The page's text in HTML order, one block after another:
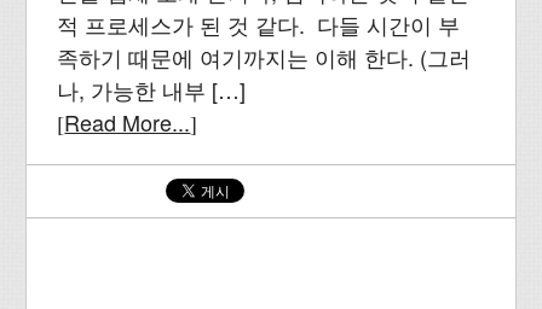
적 프로세스가 된 것 같다. 다들 시간이 부
족하기 때문에 여기까지는 이해 한다. (그러
나, 가능한 내부 […]
[Read More...]